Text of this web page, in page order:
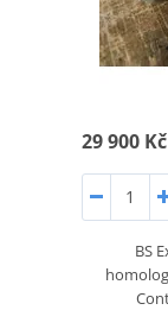
29 900 Kč
BS